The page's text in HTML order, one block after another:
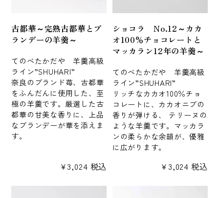
古都華～完熟古都華とブ
ランデーの羊羹～
てのべたかだや 羊羹高級
ライン”SHUHARI”
奈良のブランド苺、古都華
をふんだんに使用した、至
極の羊羹です。厳選した古
都華の甘美な香りに、上品
なブランデーが華を添えま
す。
¥3,024 税込
ショコラ No.12～カカ
オ100％チョコレートと
マッカラン12年の羊羹～
てのべたかだや 羊羹高級
ライン”SHUHARI”
リッチなカカオ100％チョ
コレートに、カカオニブの
香りが弾ける、 テリーヌの
ような羊羹です。マッカラ
ンの柔らかな余韻が、優雅
に広がります。
¥ 3,024 税込